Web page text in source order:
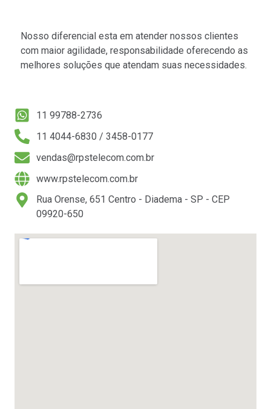
Nosso diferencial esta em atender nossos clientes
com maior agilidade, responsabilidade oferecendo as
melhores soluções que atendam suas necessidades.
11 99788-2736
11 4044-6830 / 3458-0177
vendas@rpstelecom.com.br
www.rpstelecom.com.br
Rua Orense, 651 Centro - Diadema - SP - CEP
09920-650